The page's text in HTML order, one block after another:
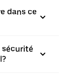
dans ce
sécurité